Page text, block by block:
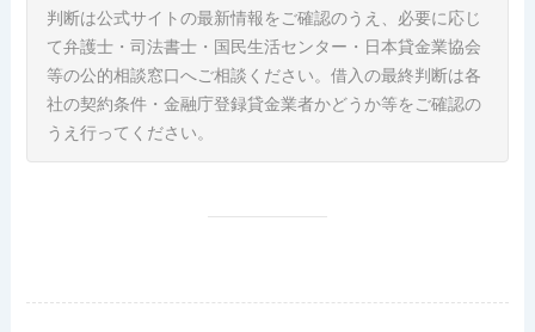
判断は公式サイトの最新情報をご確認のうえ、必要に応じ
て弁護士・司法書士・国民生活センター・日本貸金業協会
等の公的相談窓口へご相談ください。借入の最終判断は各
社の契約条件・金融庁登録貸金業者かどうか等をご確認の
うえ行ってください。